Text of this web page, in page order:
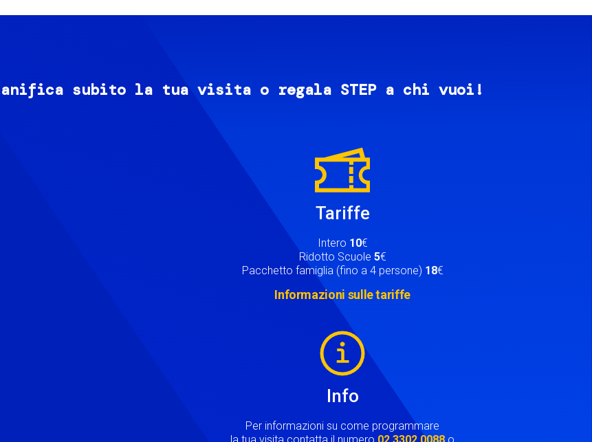
subito la tua visita o regala STEP a chi vuoi!
Tariffe
Intero 10€
Ridotto Scuole 5€
Pacchetto famiglia (fino a 4 persone) 18€
Informazioni sulle tariffe
Info
Per informazioni su come programmare